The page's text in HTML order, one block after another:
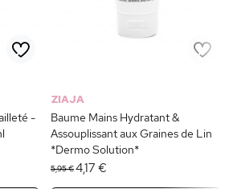
-
ZIAJA
Baume Mains Hydratant &
Assouplissant aux Graines de Lin
*Dermo Solution*
5,95 €4,17 €